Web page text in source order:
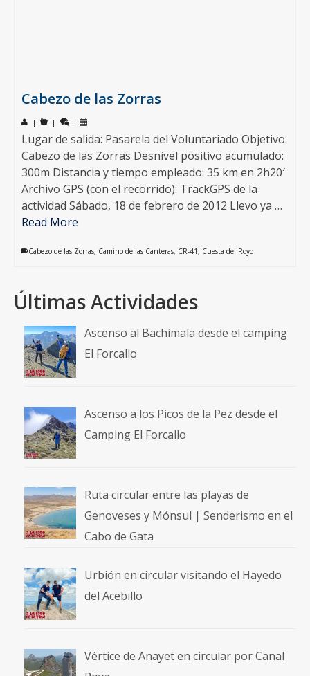
Cabezo de las Zorras
| | |
Lugar de salida: Pasarela del Voluntariado Objetivo:
Cabezo de las Zorras Desnivel positivo acumulado:
300m Distancia y tiempo empleado: 35 km en 2h20′
Archivo GPS (con el recorrido): TrackGPS de la
actividad Sábado, 18 de febrero de 2012 Llevo ya …
Read More
Cabezo de las Zorras, Camino de las Canteras, CR-41, Cuesta del Royo
Últimas Actividades
Ascenso al Bachimala desde el camping
El Forcallo
Ascenso a los Picos de la Pez desde el
Camping El Forcallo
Ruta circular entre las playas de
Genoveses y Mónsul | Senderismo en el
Cabo de Gata
Urbión en circular visitando el Hayedo
del Acebillo
Vértice de Anayet en circular por Canal